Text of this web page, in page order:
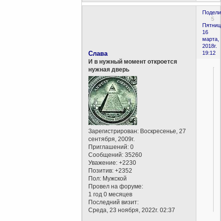
5
16
марта,
2018г.
19:12
Слава
И в нужный момент откроется
нужная дверь
Зарегистрирован: Воскресенье, 27
сентября, 2009г.
Приглашений: 0
Сообщений: 35260
Уважение: +2230
Позитив: +2352
Пол: Мужской
Провел на форуме:
1 год 0 месяцев
Последний визит:
Среда, 23 ноября, 2022г. 02:37